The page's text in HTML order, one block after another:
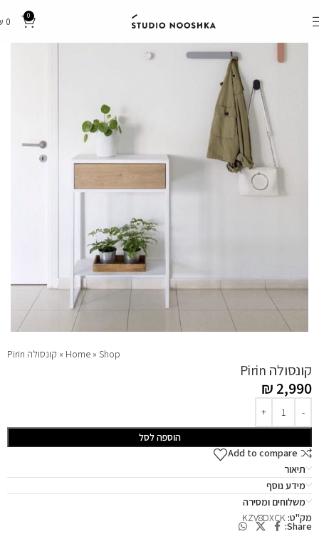
0
0
Home » Shop
» קונסולה Pirin
קונסולה Pirin
₪ 2,990
הוספה לסל
Add to compare
תיאור
מידע נוסף
משלוחים ומסירה
מק"ט:KZV8DXCK
Share: